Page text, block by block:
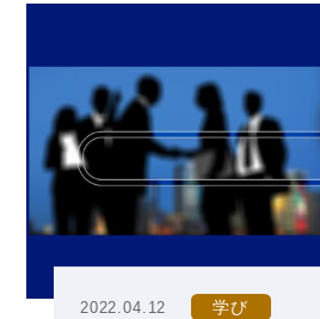
2022.04.12 学び